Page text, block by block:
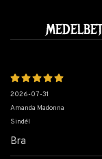
2026-07-31
Amanda Madonna
Sindél
Bra